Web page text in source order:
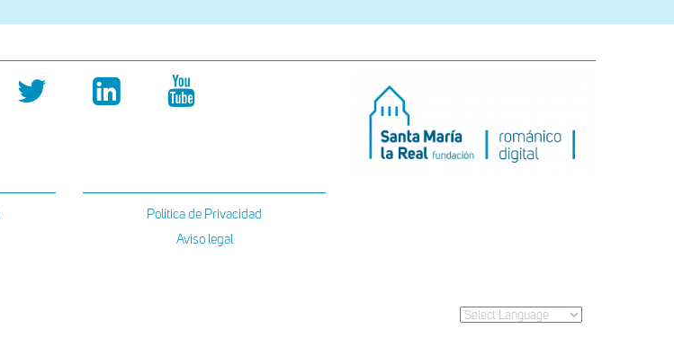
Política de Privacidad
Aviso legal